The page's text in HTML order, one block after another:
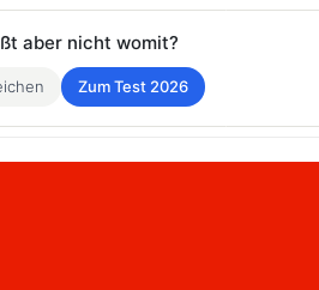
aber nicht womit?
Zum Test 2026